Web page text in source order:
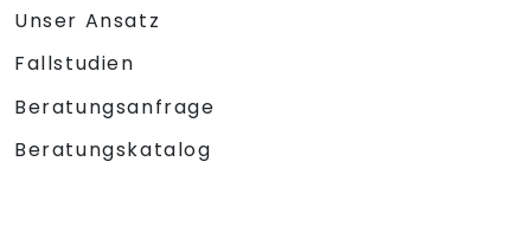
Unser Ansatz
Fallstudien
Beratungsanfrage
Beratungskatalog